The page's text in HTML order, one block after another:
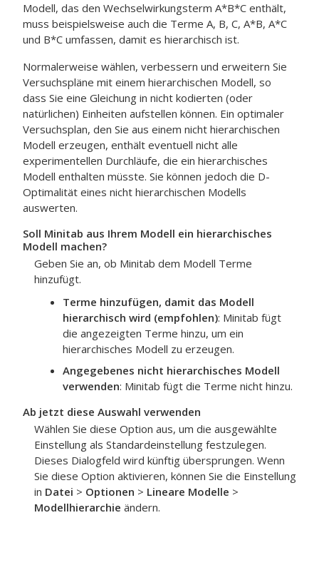
Modell, das den Wechselwirkungsterm A*B*C enthält,
muss beispielsweise auch die Terme A, B, C, A*B, A*C
und B*C umfassen, damit es hierarchisch ist.
Normalerweise wählen, verbessern und erweitern Sie
Versuchspläne mit einem hierarchischen Modell, so
dass Sie eine Gleichung in nicht kodierten (oder
natürlichen) Einheiten aufstellen können. Ein optimaler
Versuchsplan, den Sie aus einem nicht hierarchischen
Modell erzeugen, enthält eventuell nicht alle
experimentellen Durchläufe, die ein hierarchisches
Modell enthalten müsste. Sie können jedoch die D-
Optimalität eines nicht hierarchischen Modells
auswerten.
Soll Minitab aus Ihrem Modell ein hierarchisches
Modell machen?
Geben Sie an, ob Minitab dem Modell Terme
hinzufügt.
Terme hinzufügen, damit das Modell
hierarchisch wird (empfohlen): Minitab fügt
die angezeigten Terme hinzu, um ein
hierarchisches Modell zu erzeugen.
Angegebenes nicht hierarchisches Modell
verwenden: Minitab fügt die Terme nicht hinzu.
Ab jetzt diese Auswahl verwenden
Wählen Sie diese Option aus, um die ausgewählte
Einstellung als Standardeinstellung festzulegen.
Dieses Dialogfeld wird künftig übersprungen. Wenn
Sie diese Option aktivieren, können Sie die Einstellung
in Datei > Optionen > Lineare Modelle >
Modellhierarchie ändern.